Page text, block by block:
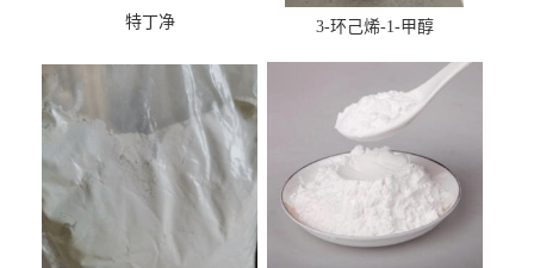
特丁净 3-环己烯-1-甲醇